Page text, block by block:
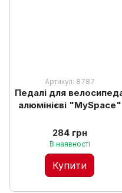
Артикул: 8787
Педалі для
алюмінієві "MySpace"
284 грн
В наявності
Купити